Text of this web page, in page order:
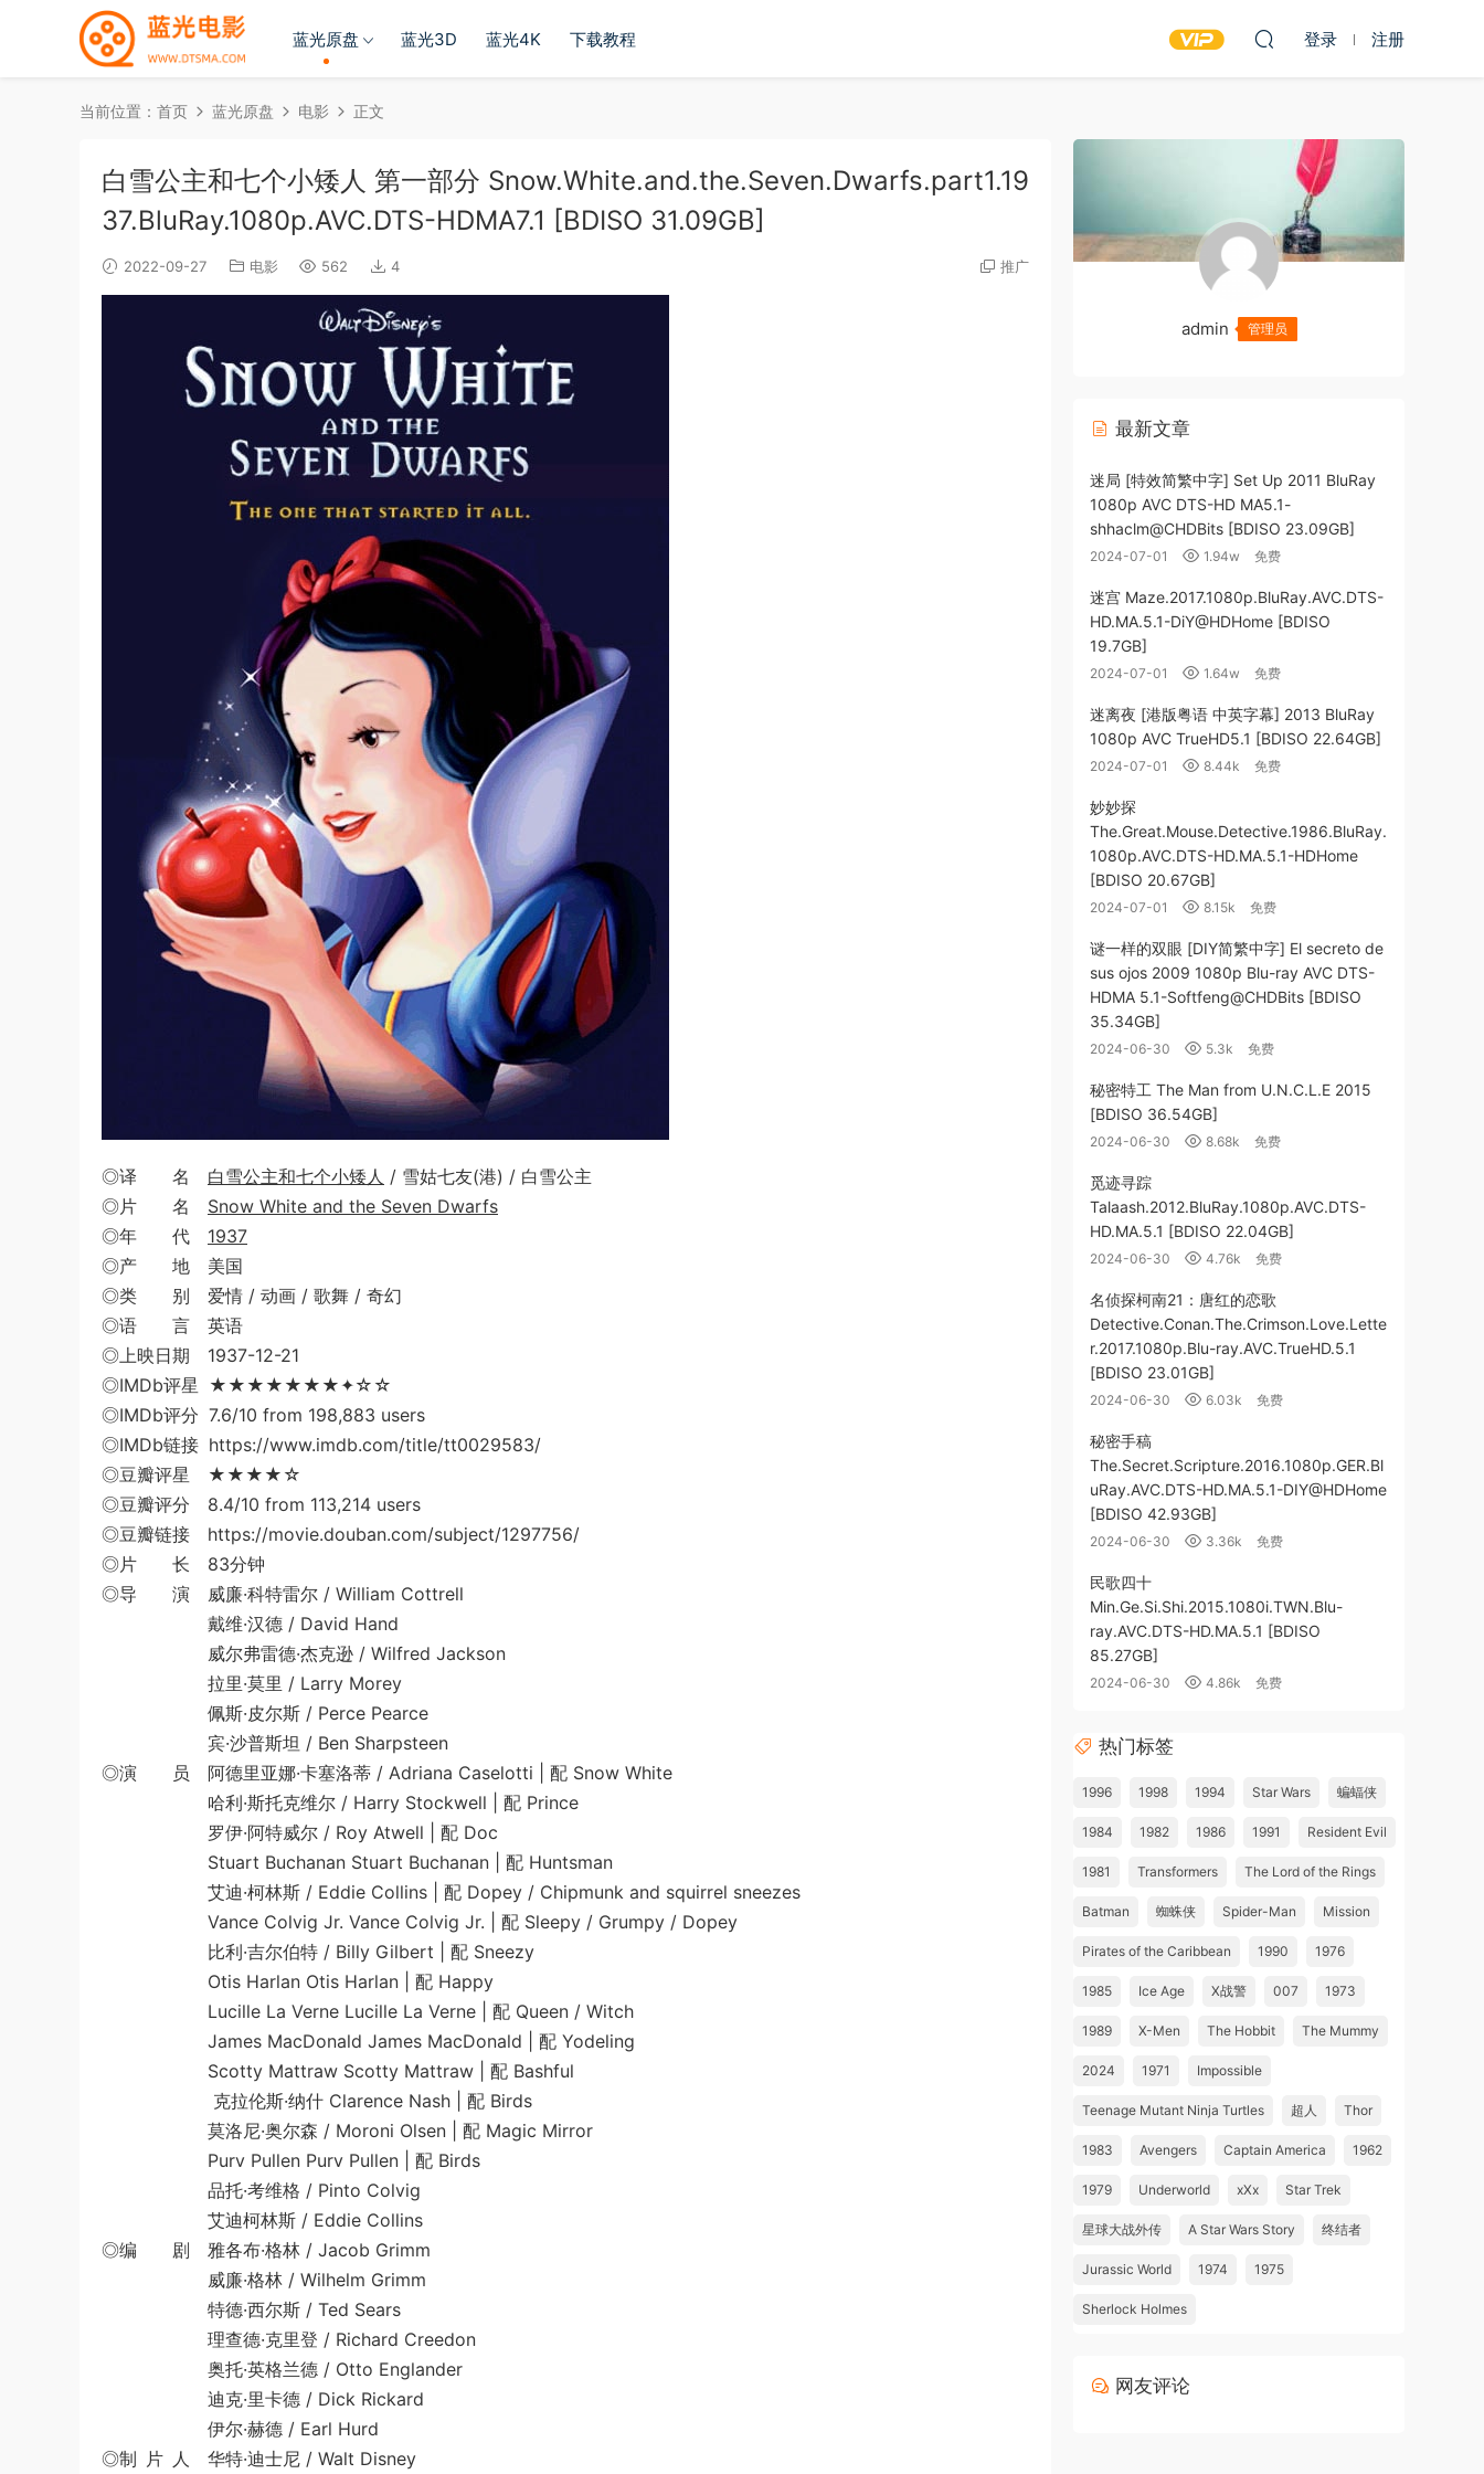
蓝光原盘 蓝光3D 蓝光4K 下载教程 登录 注册
当前位置： 首页 蓝光原盘 电影 正文
白雪公主和七个小矮人 第一部分 Snow.White.and.the.Seven.Dwarfs.part1.19
37.BluRay.1080p.AVC.DTS-HDMA7.1 [BDISO 31.09GB]
2022-09-27 电影 562 4 推广
◎译 名 白雪公主和七个小矮人 / 雪姑七友(港) / 白雪公主
◎片 名 Snow White and the Seven Dwarfs
◎年 代 1937
◎产 地 美国
◎类 别 爱情 / 动画 / 歌舞 / 奇幻
◎语 言 英语
◎上映日期 1937-12-21
◎IMDb评星 ★★★★★★★✦☆☆
◎IMDb评分 7.6/10 from 198,883 users
◎IMDb链接 https://www.imdb.com/title/tt0029583/
◎豆瓣评星 ★★★★☆
◎豆瓣评分 8.4/10 from 113,214 users
◎豆瓣链接 https://movie.douban.com/subject/1297756/
◎片 长 83分钟
◎导 演 威廉·科特雷尔 / William Cottrell
戴维·汉德 / David Hand
威尔弗雷德·杰克逊 / Wilfred Jackson
拉里·莫里 / Larry Morey
佩斯·皮尔斯 / Perce Pearce
宾·沙普斯坦 / Ben Sharpsteen
◎演 员 阿德里亚娜·卡塞洛蒂 / Adriana Caselotti | 配 Snow White
哈利·斯托克维尔 / Harry Stockwell | 配 Prince
罗伊·阿特威尔 / Roy Atwell | 配 Doc
Stuart Buchanan Stuart Buchanan | 配 Huntsman
艾迪·柯林斯 / Eddie Collins | 配 Dopey / Chipmunk and squirrel sneezes
Vance Colvig Jr. Vance Colvig Jr. | 配 Sleepy / Grumpy / Dopey
比利·吉尔伯特 / Billy Gilbert | 配 Sneezy
Otis Harlan Otis Harlan | 配 Happy
Lucille La Verne Lucille La Verne | 配 Queen / Witch
James MacDonald James MacDonald | 配 Yodeling
Scotty Mattraw Scotty Mattraw | 配 Bashful
克拉伦斯·纳什 Clarence Nash | 配 Birds
莫洛尼·奥尔森 / Moroni Olsen | 配 Magic Mirror
Purv Pullen Purv Pullen | 配 Birds
品托·考维格 / Pinto Colvig
艾迪柯林斯 / Eddie Collins
◎编 剧 雅各布·格林 / Jacob Grimm
威廉·格林 / Wilhelm Grimm
特德·西尔斯 / Ted Sears
理查德·克里登 / Richard Creedon
奥托·英格兰德 / Otto Englander
迪克·里卡德 / Dick Rickard
伊尔·赫德 / Earl Hurd
◎制 片 人 华特·迪士尼 / Walt Disney
admin 管理员
最新文章
迷局 [特效简繁中字] Set Up 2011 BluRay
1080p AVC DTS-HD MA5.1-
shhaclm@CHDBits [BDISO 23.09GB]
2024-07-01 1.94w 免费
迷宫 Maze.2017.1080p.BluRay.AVC.DTS-
HD.MA.5.1-DiY@HDHome [BDISO
19.7GB]
2024-07-01 1.64w 免费
迷离夜 [港版粤语 中英字幕] 2013 BluRay
1080p AVC TrueHD5.1 [BDISO 22.64GB]
2024-07-01 8.44k 免费
妙妙探
The.Great.Mouse.Detective.1986.BluRay.
1080p.AVC.DTS-HD.MA.5.1-HDHome
[BDISO 20.67GB]
2024-07-01 8.15k 免费
谜一样的双眼 [DIY简繁中字] El secreto de
sus ojos 2009 1080p Blu-ray AVC DTS-
HDMA 5.1-Softfeng@CHDBits [BDISO
35.34GB]
2024-06-30 5.3k 免费
秘密特工 The Man from U.N.C.L.E 2015
[BDISO 36.54GB]
2024-06-30 8.68k 免费
觅迹寻踪
Talaash.2012.BluRay.1080p.AVC.DTS-
HD.MA.5.1 [BDISO 22.04GB]
2024-06-30 4.76k 免费
名侦探柯南21：唐红的恋歌
Detective.Conan.The.Crimson.Love.Lette
r.2017.1080p.Blu-ray.AVC.TrueHD.5.1
[BDISO 23.01GB]
2024-06-30 6.03k 免费
秘密手稿
The.Secret.Scripture.2016.1080p.GER.Bl
uRay.AVC.DTS-HD.MA.5.1-DIY@HDHome
[BDISO 42.93GB]
2024-06-30 3.36k 免费
民歌四十
Min.Ge.Si.Shi.2015.1080i.TWN.Blu-
ray.AVC.DTS-HD.MA.5.1 [BDISO
85.27GB]
2024-06-30 4.86k 免费
热门标签
1996 1998 1994 Star Wars 蝙蝠侠
1984 1982 1986 1991 Resident Evil
1981 Transformers The Lord of the Rings
Batman 蜘蛛侠 Spider-Man Mission
Pirates of the Caribbean 1990 1976
1985 Ice Age X战警 007 1973
1989 X-Men The Hobbit The Mummy
2024 1971 Impossible
Teenage Mutant Ninja Turtles 超人 Thor
1983 Avengers Captain America 1962
1979 Underworld xXx Star Trek
星球大战外传 A Star Wars Story 终结者
Jurassic World 1974 1975
Sherlock Holmes
网友评论